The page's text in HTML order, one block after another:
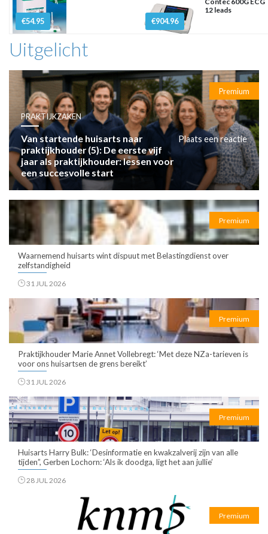
€54.95 €904.96
12 leads
Uitgelicht
Premium
PRAKTIJKZAKEN
Van startende huisarts naar
praktijkhouder (5): De eerste vijf
jaar als praktijkhouder: lessen voor
een succesvolle start
Plaats een reactie
Premium
Waarnemend huisarts wint dispuut met Belastingdienst over
zelfstandigheid
31 JUL 2026
Premium
Praktijkhouder Marie Annet Vollebregt: ‘Met deze NZa-tarieven is
voor ons huisartsen de grens bereikt’
31 JUL 2026
Premium
Huisarts Harry Bulk: ‘Desinformatie en kwakzalverij zijn van alle
tijden”, Gerben Lochorn: ‘Als ik doodga, ligt het aan jullie’
28 JUL 2026
Premium